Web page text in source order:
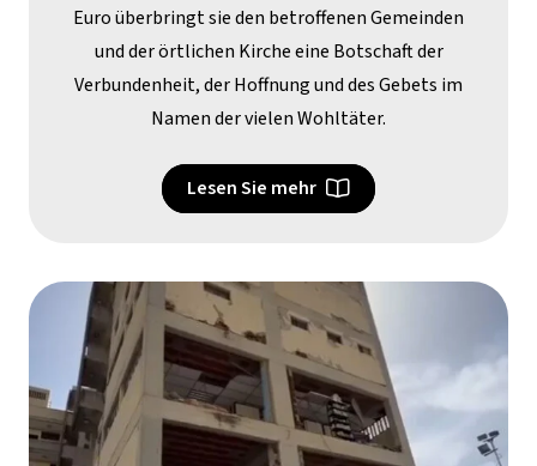
Euro überbringt sie den betroffenen Gemeinden
und der örtlichen Kirche eine Botschaft der
Verbundenheit, der Hoffnung und des Gebets im
Namen der vielen Wohltäter.
Lesen Sie mehr